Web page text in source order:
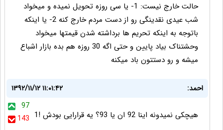
حالت خارج نیست: 1- یا سی روزه تحویل نمیده و میخواد
شب عیدی نقدینگی رو از دست مردم خارج کنه 2- یا اینکه
باتوجه به اینکه تحریم ها برداشته شدن قیمتها میخواد
وحشتناک بیاد پایین و حتی اگه 30 روزه هم بده بازار اشباع
میشه و رو دستتون باد میکنه
احمد:
۱۳۹۲/۱۱/۱۲ ۱۱:۰۱:۴۲
97
143
هیچکی نمیدونه اینا 92 ان یا 93؟ یه قرارایی بودش !1